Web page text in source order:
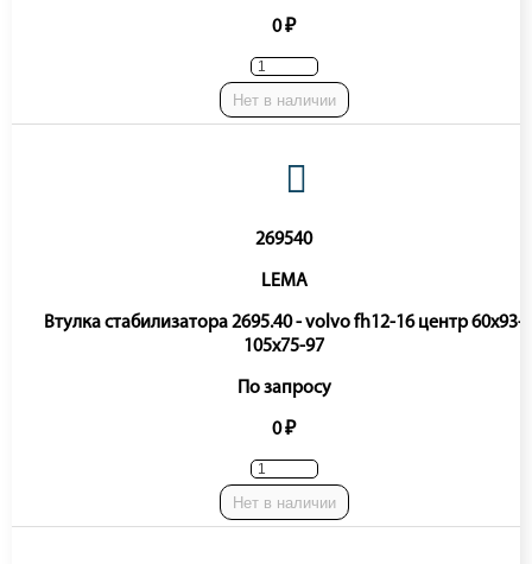
0 ₽
Нет в наличии
269540
LEMA
Втулка стабилизатора 2695.40 - volvo fh12-16 центр 60x93-
105x75-97
По запросу
0 ₽
Нет в наличии